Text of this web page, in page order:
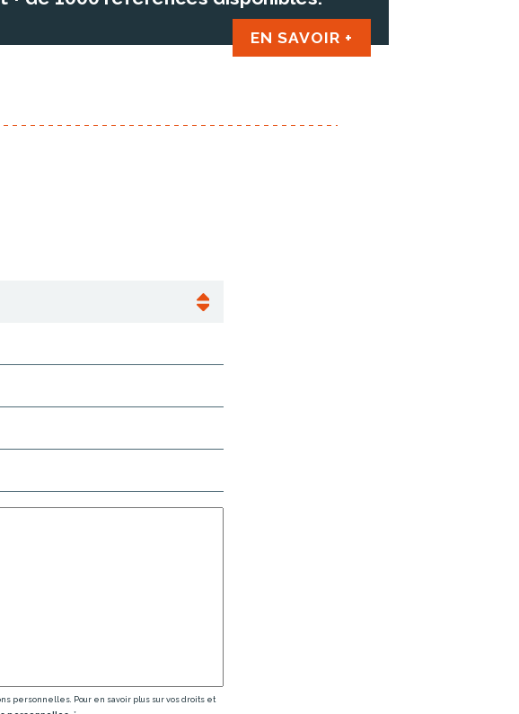
EN SAVOIR +
personnelles. Pour en savoir plus sur vos droits et